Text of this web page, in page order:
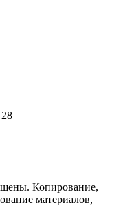
Копирование,
материалов,